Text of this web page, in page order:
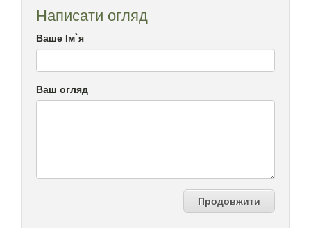
Написати огляд
Ваше Ім`я
Ваш огляд
Продовжити